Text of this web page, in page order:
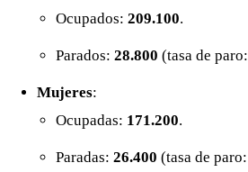
Ocupados: 209.100.
Parados: 28.800 (tasa de paro:
Mujeres:
Ocupadas: 171.200.
Paradas: 26.400 (tasa de paro: